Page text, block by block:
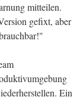
mitteilen.
gefixt, aber
Ein